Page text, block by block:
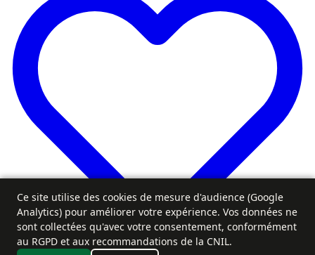
Ce site utilise des cookies de mesure d'audience (Google
Analytics) pour améliorer votre expérience. Vos données ne
sont collectées qu'avec votre consentement, conformément
au RGPD et aux recommandations de la CNIL.